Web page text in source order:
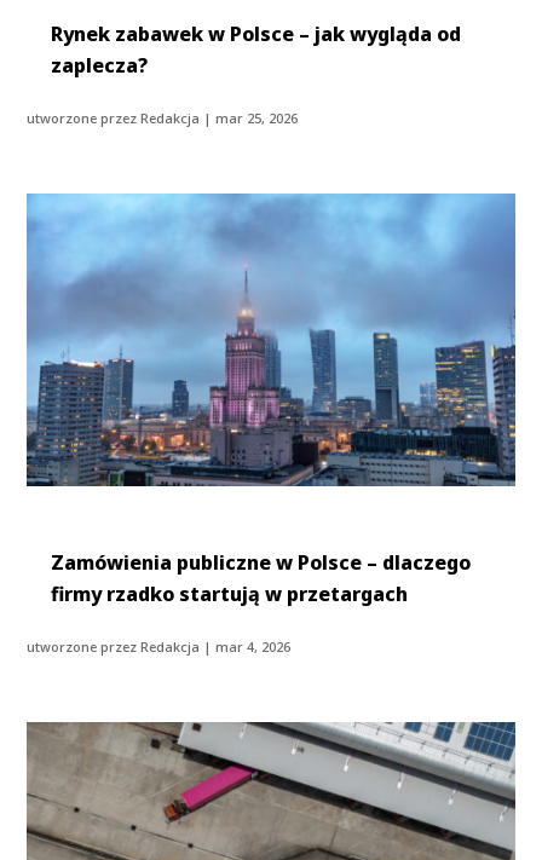
Rynek zabawek w Polsce – jak wygląda od
zaplecza?
utworzone przezRedakcja |mar 25, 2026
Zamówienia publiczne w Polsce – dlaczego
firmy rzadko startują w przetargach
utworzone przezRedakcja |mar 4, 2026